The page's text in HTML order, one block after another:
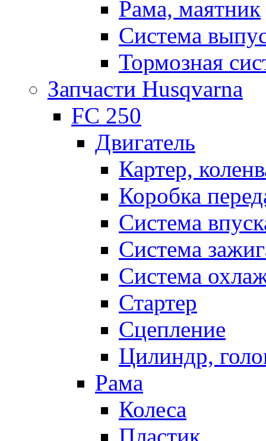
Рама, маятник
Система
Тормозная
Запчасти Husqvarna
FC 250
Двигатель
Картер,
Коробка
Система
Система
Система
Стартер
Сцепление
Цилиндр,
Рама
Колеса
Пластик